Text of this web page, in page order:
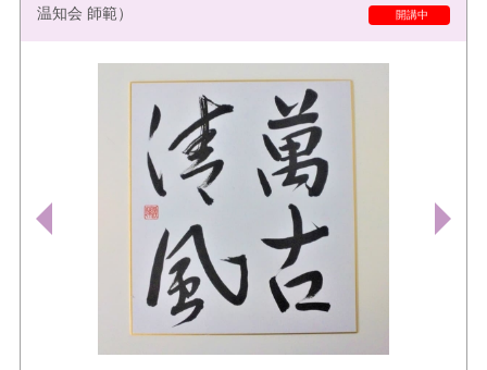
開講中
温知会 師範）